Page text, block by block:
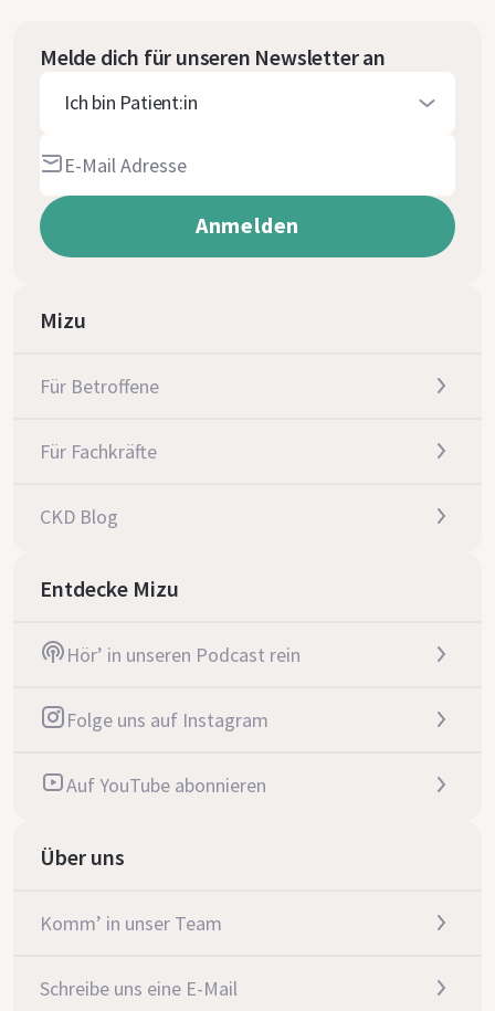
Melde dich für unseren Newsletter an
Ich bin Patient:in
Mizu
Für Betroffene
Für Fachkräfte
CKD Blog
Entdecke Mizu
Hör’ in unseren Podcast rein
Folge uns auf Instagram
Auf YouTube abonnieren
Über uns
Komm’ in unser Team
Schreibe uns eine E-Mail